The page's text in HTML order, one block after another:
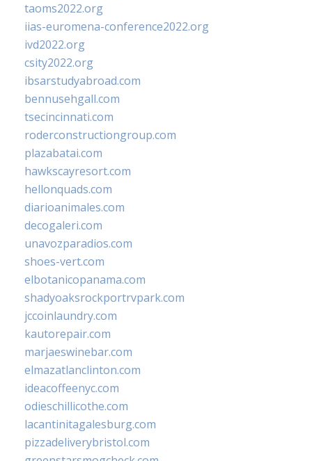
taoms2022.org
iias-euromena-conference2022.org
ivd2022.org
csity2022.org
ibsarstudyabroad.com
bennusehgall.com
tsecincinnati.com
roderconstructiongroup.com
plazabatai.com
hawkscayresort.com
hellonquads.com
diarioanimales.com
decogaleri.com
unavozparadios.com
shoes-vert.com
elbotanicopanama.com
shadyoaksrockportrvpark.com
jccoinlaundry.com
kautorepair.com
marjaeswinebar.com
elmazatlanclinton.com
ideacoffeenyc.com
odieschillicothe.com
lacantinitagalesburg.com
pizzadeliverybristol.com